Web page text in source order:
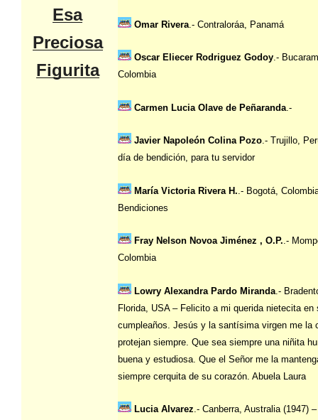
Esa
Preciosa
Figurita
Omar Rivera .- Contraloráa, Panamá
Oscar Eliecer Rodriguez Godoy.-
Colombia
Carmen Lucia Olave de Peñaranda .-
Javier Napoleón Colina Pozo.- Trujillo,
día de bendición, para tu servidor
María Victoria Rivera H. .- Bogotá,
Bendiciones
Fray Nelson Novoa Jiménez , O.P..-
Colombia
Lowry Alexandra Pardo Miranda .-
Florida, USA – Felicito a mi querida nietecita en
cumpleaños. Jesús y la santísima virgen me la
protejan siempre. Que sea siempre una niñita
buena y estudiosa. Que el Señor me la
siempre cerquita de su corazón. Abuela Laura
Lucia Alvarez.- Canberra, Australia (1947)